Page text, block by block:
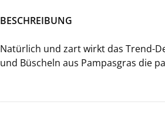
BE­SCHREI­BUNG
Na­tür­lich und zart wirkt das Trend-​
und Bü­scheln aus Pam­pas­gras die